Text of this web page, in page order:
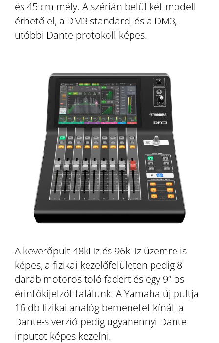
és 45 cm mély. A szérián belül két modell
érhető el, a DM3 standard, és a DM3,
utóbbi Dante protokoll képes.
A keverőpult 48kHz és 96kHz üzemre is
képes, a fizikai kezelőfelületen pedig 8
darab motoros toló fadert és egy 9”-os
érintőkijelzőt találunk. A Yamaha új pultja
16 db fizikai analóg bemenetet kínál, a
Dante-s verzió pedig ugyanennyi Dante
inputot képes kezelni.